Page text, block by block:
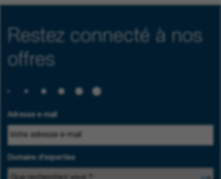
Restez connecté à nos
offres
Adresse e-mail
Domaine d'expertise